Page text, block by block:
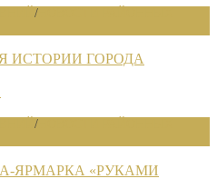
/
ИСТОРИИ ГОРОДА
/
ЯРМАРКА «РУКАМИ